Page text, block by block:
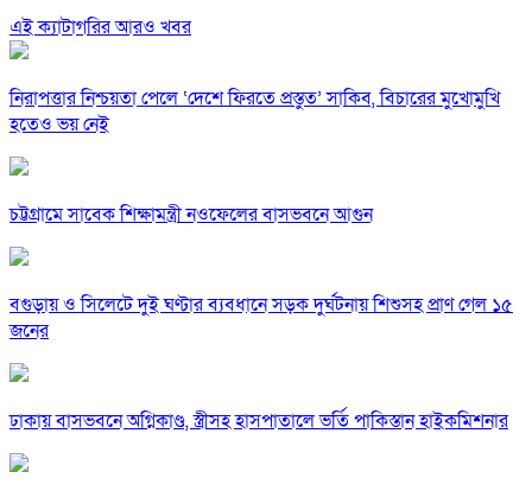
এই ক্যাটাগরির আরও খবর
নিরাপত্তার নিশ্চয়তা পেলে ‘দেশে ফিরতে প্রস্তুত’ সাকিব, বিচারের মুখোমুখি
হতেও ভয় নেই
চট্টগ্রামে সাবেক শিক্ষামন্ত্রী নওফেলের বাসভবনে আগুন
বগুড়ায় ও সিলেটে দুই ঘণ্টার ব্যবধানে সড়ক দুর্ঘটনায় শিশুসহ প্রাণ গেল ১৫
জনের
ঢাকায় বাসভবনে অগ্নিকাণ্ড, স্ত্রীসহ হাসপাতালে ভর্তি পাকিস্তান হাইকমিশনার